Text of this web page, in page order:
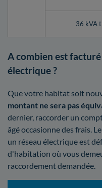
36 kVA
A combien est
électrique ?
Que votre habitat soit
montant ne sera pas
dernier, raccorder un
âgé occasionne des frais.
un réseau électrique est
d'habitation où vous
raccordement demandée.